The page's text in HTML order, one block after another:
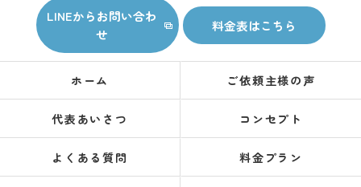
LINEからお問い合わ
せ
料金表はこちら
ホーム ご依頼主様の声
代表あいさつ コンセプト
よくある質問 料金プラン